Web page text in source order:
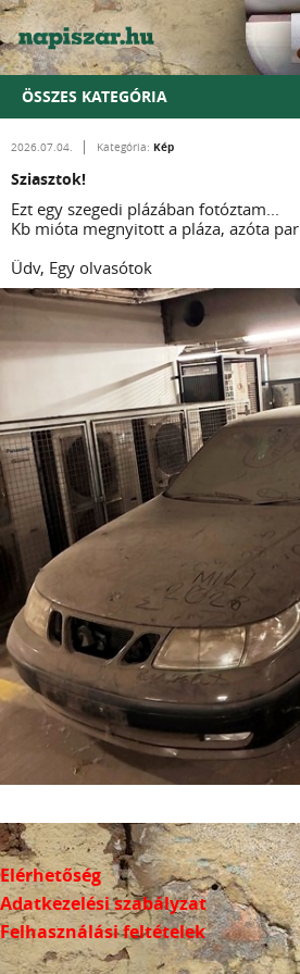
ÖSSZES KATEGÓRIA
2026.07.04. Kategória: Kép
Sziasztok!
Ezt egy szegedi plázában fotóztam...
Kb mióta megnyitott a pláza, azóta
Üdv, Egy olvasótok
Elérhetőség
Adatkezelési szabályzat
Felhasználási feltételek